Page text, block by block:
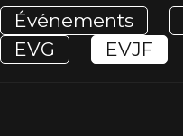
Événements
EVG
EVJF